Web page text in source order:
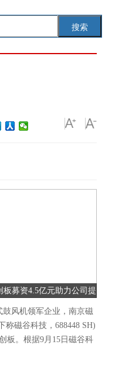
搜索
募资4.5亿元助力公司提
发能力
风机领军企业，南京磁
称磁谷科技，688448 SH)
板。根据9月15日磁谷科